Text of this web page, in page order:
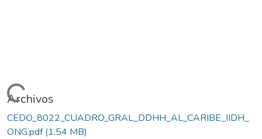
Cargando...
Archivos
CEDO_8022_CUADRO_GRAL_DDHH_AL_CARIBE_IIDH_
ONG.pdf(1.54 MB)